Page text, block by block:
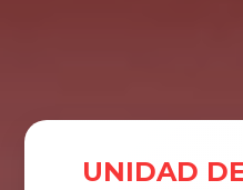
UNIDAD